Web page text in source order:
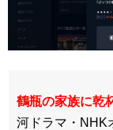
鶴瓶の家族に乾
河ドラマ・NHK